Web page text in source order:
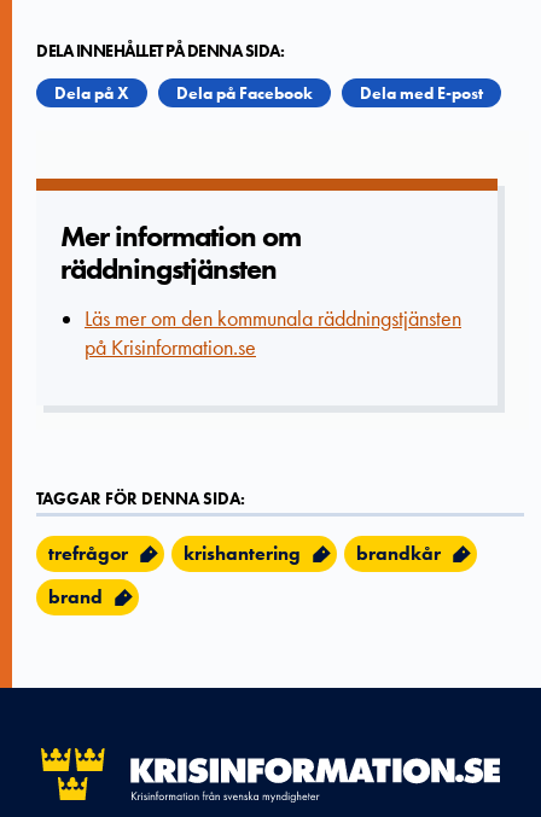
DELA INNEHÅLLET PÅ DENNA SIDA:
Dela på X
Dela på Facebook Dela med E-post
Mer informatio­n om
räddningstjänsten
Läs mer om den kommunala räddningstjänsten
på Krisinformation.se
TAGGAR FÖR DENNA SIDA:
trefrågor krishantering
brandkår
brand